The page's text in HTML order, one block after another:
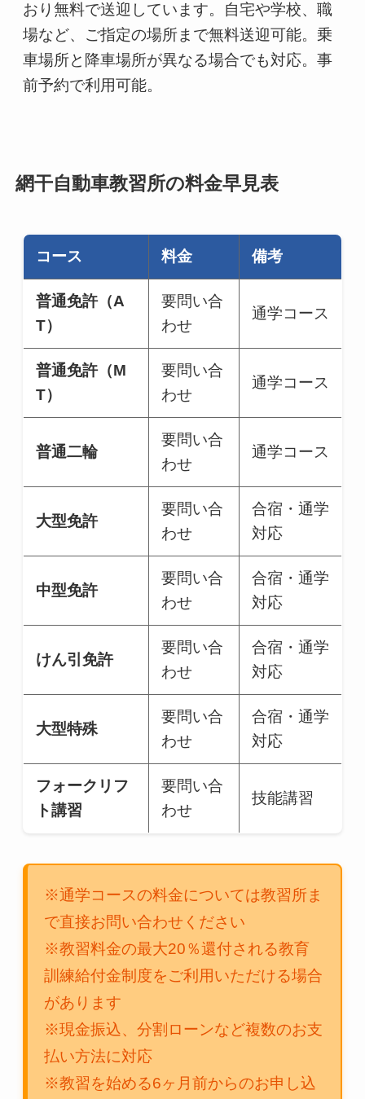
おり無料で送迎しています。自宅や学校、職
場など、ご指定の場所まで無料送迎可能。乗
車場所と降車場所が異なる場合でも対応。事
前予約で利用可能。
網干自動車教習所の料金早見表
コース 料金 備考
普通免許（A
T）
要問い合
わせ
通学コース
普通免許（M
T）
要問い合
わせ
通学コース
普通二輪
要問い合
わせ
通学コース
大型免許
要問い合
わせ
合宿・通学
対応
中型免許
要問い合
わせ
合宿・通学
対応
けん引免許
要問い合
わせ
合宿・通学
対応
大型特殊
要問い合
わせ
合宿・通学
対応
フォークリフ
ト講習
要問い合
わせ
技能講習
※通学コースの料金については教習所ま
で直接お問い合わせください
※教習料金の最大20％還付される教育
訓練給付金制度をご利用いただける場合
があります
※現金振込、分割ローンなど複数のお支
払い方法に対応
※教習を始める6ヶ月前からのお申し込